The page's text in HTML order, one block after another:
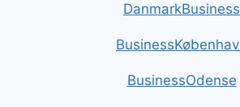
DanmarkBusiness
BusinessOdense